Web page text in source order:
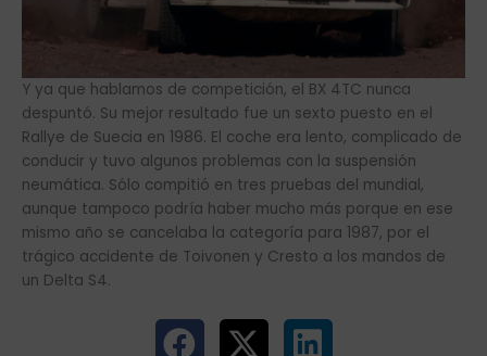
Y ya que hablamos de competición, el BX 4TC nunca
despuntó. Su mejor resultado fue un sexto puesto en el
Rallye de Suecia en 1986. El coche era lento, complicado de
conducir y tuvo algunos problemas con la suspensión
neumática. Sólo compitió en tres pruebas del mundial,
aunque tampoco podría haber mucho más porque en ese
mismo año se cancelaba la categoría para 1987, por el
trágico accidente de Toivonen y Cresto a los mandos de
un Delta S4.